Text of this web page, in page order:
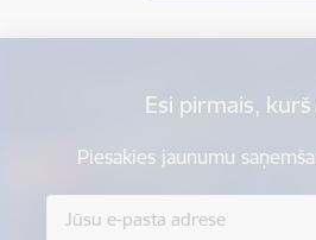
Esi pirmais, kurš
Piesakies jaunumu